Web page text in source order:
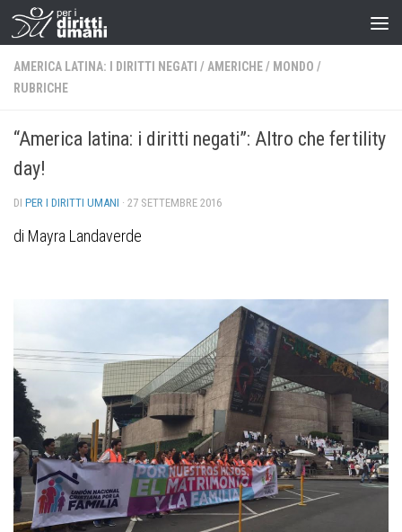
AMERICA LATINA: I DIRITTI NEGATI / AMERICHE/ MONDO /
RUBRICHE
“America latina: i diritti negati”: Altro che fertility
day!
DI PER I DIRITTI UMANI · 27 SETTEMBRE 2016
di Mayra Landaverde